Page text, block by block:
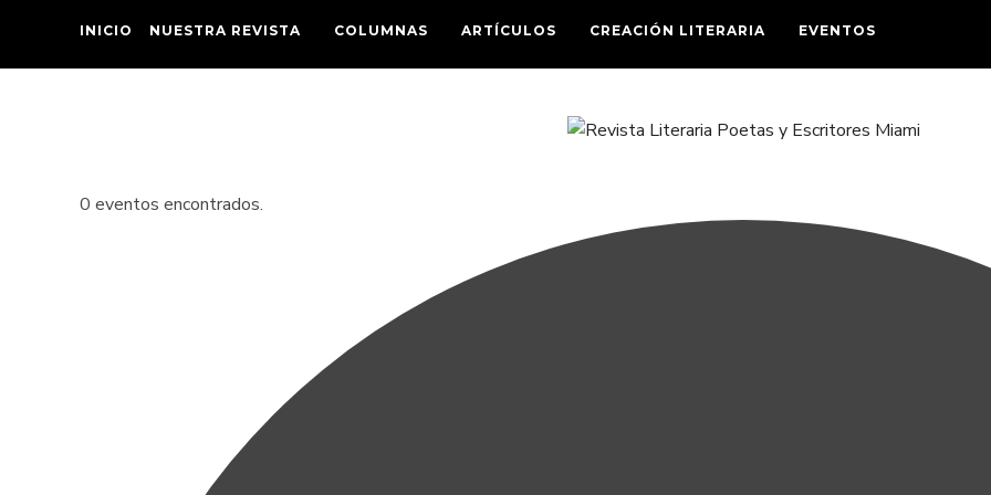
INICIO NUESTRA REVISTA COLUMNAS ARTÍCULOS CREACIÓN LITERARIA EVENTOS
0 eventos encontrados.